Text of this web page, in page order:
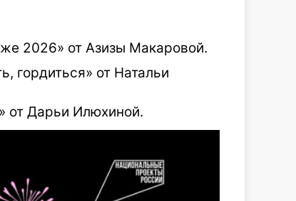
2026» от Азизы Макаровой.
гордиться» от Натальи
от Дарьи Илюхиной.